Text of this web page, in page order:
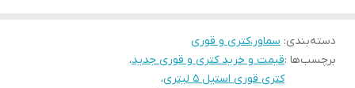
دسته‌بندی: سماور،کتری و قوری
برچسب‌ها :قیمت و خرید کتری و قوری جدید،
کتری قوری استیل ۵ لیتری
،